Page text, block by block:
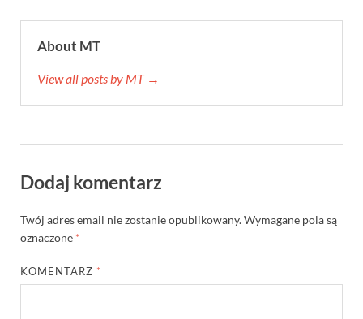
About MT
View all posts by MT →
Dodaj komentarz
Twój adres email nie zostanie opublikowany.Wymagane pola są
oznaczone *
KOMENTARZ *